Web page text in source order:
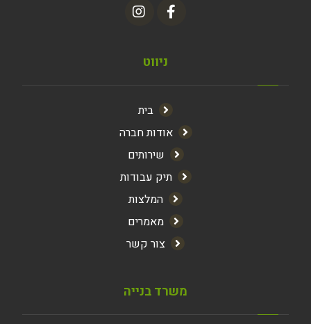
ניווט
בית
אודות חברה
שירותים
תיק עבודות
המלצות
מאמרים
צור קשר
משרד בנייה